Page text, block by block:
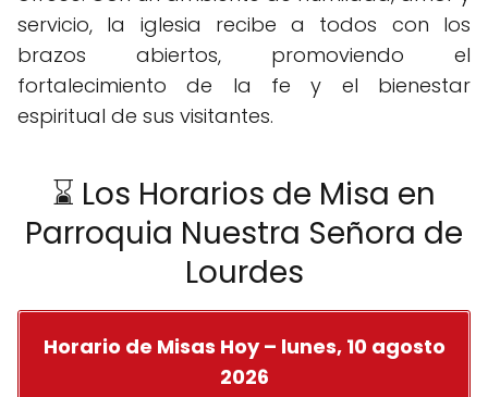
servicio, la iglesia recibe a todos con los
brazos abiertos, promoviendo el
fortalecimiento de la fe y el bienestar
espiritual de sus visitantes.
⌛ Los Horarios de Misa en
Parroquia Nuestra Señora de
Lourdes
Horario de Misas Hoy – lunes, 10 agosto
2026